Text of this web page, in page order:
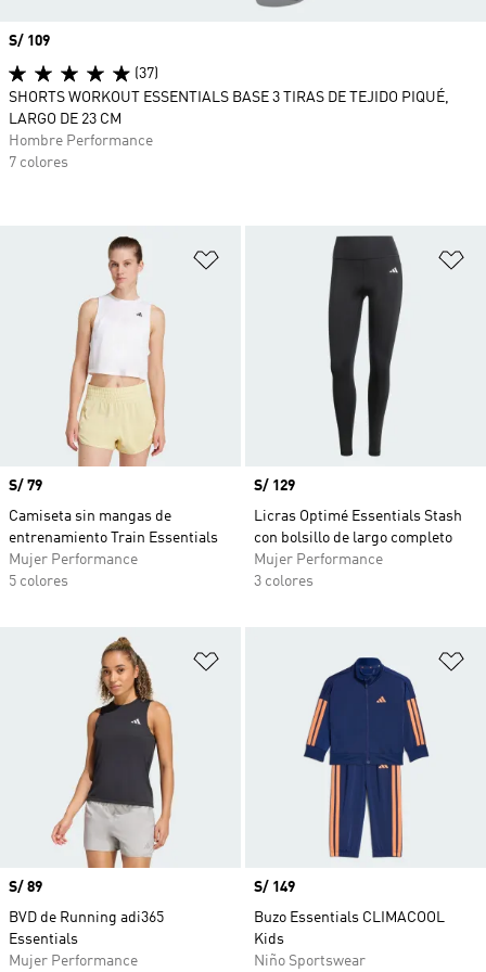
Añadir a la lista de deseos
Precio
S/ 79
Camiseta sin mangas de
entrenamiento Train Essentials
Mujer Performance
5 colores
Precio
S/ 129
Licras Optimé Essentials Stash
con bolsillo de largo completo
Mujer Performance
3 colores
Añadir a la lista de deseos
Precio
S/ 89
BVD de Running adi365
Essentials
Mujer Performance
Precio
S/ 149
Buzo Essentials CLIMACOOL
Kids
Niño Sportswear
Precio
S/ 109
(37)
SHORTS WORKOUT ESSENTIALS BASE 3 TIRAS DE TEJIDO PIQUÉ,
LARGO DE 23 CM
Hombre Performance
7 colores